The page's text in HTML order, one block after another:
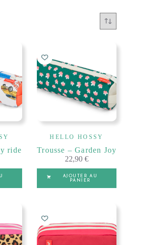
ride
HELLO HOSSY
Trousse – Garden Joy
22,90€
AJOUTER AU
PANIER